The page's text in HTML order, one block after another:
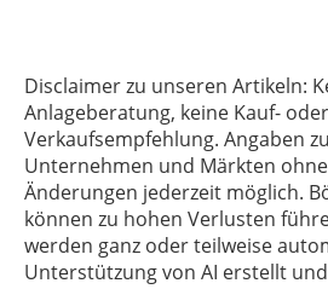
Disclaimer zu unseren Artikeln:
Anlageberatung, keine Kauf- oder
Verkaufsempfehlung. Angaben
Unternehmen und Märkten
Änderungen jederzeit möglich.
können zu hohen Verlusten
werden ganz oder teilweise
Unterstützung von AI erstellt